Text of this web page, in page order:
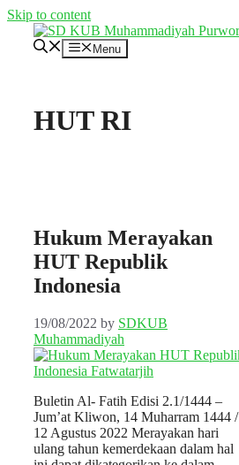
Skip to content
Menu
HUT RI
Hukum Merayakan
HUT Republik
Indonesia
19/08/2022 by SDKUB
Muhammadiyah
Buletin Al- Fatih Edisi 2.1/1444 –
Jum’at Kliwon, 14 Muharram 1444 /
12 Agustus 2022 Merayakan hari
ulang tahun kemerdekaan dalam hal